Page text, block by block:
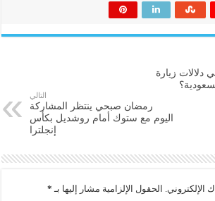
زيارة
التالي
رمضان صبحي ينتظر المشاركة
اليوم مع ستوك أمام روشديل بكأس
إنجلترا
الإلكتروني. الحقول الإلزامية مشار إليها بـ *